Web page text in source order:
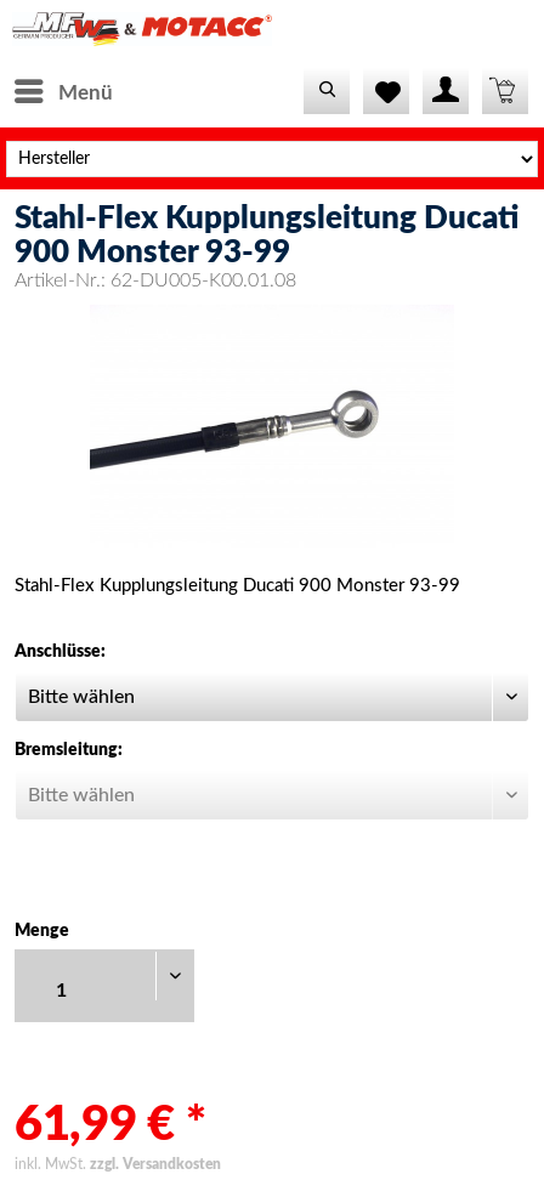
Menü
Stahl-Flex Kupplungsleitung Ducati
900 Monster 93-99
Artikel-Nr.: 62-DU005-K00.01.08
Stahl-Flex Kupplungsleitung Ducati 900 Monster 93-99
Anschlüsse:
Bremsleitung:
Menge
61,99 € *
inkl. MwSt. zzgl. Versandkosten